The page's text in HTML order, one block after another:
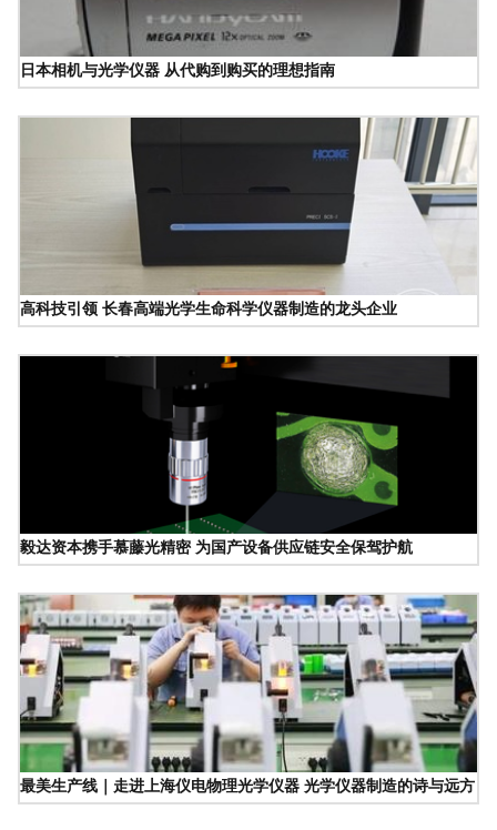
日本相机与光学仪器 从代购到购买的理想指南
高科技引领 长春高端光学生命科学仪器制造的龙头企业
毅达资本携手慕藤光精密 为国产设备供应链安全保驾护航
最美生产线｜走进上海仪电物理光学仪器 光学仪器制造的诗与远方